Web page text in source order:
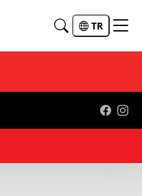
TR